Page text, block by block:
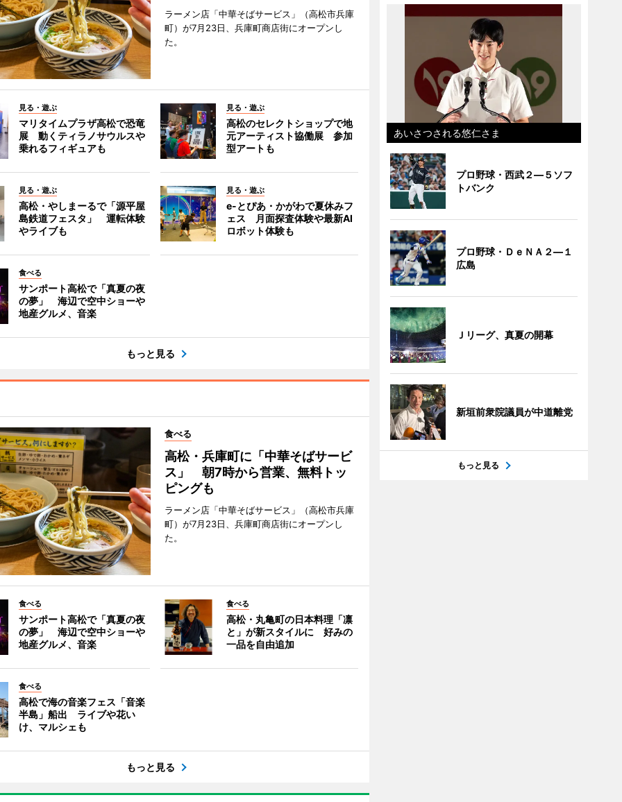
ラーメン店「中華そばサービス」（高松市兵庫
町）が7月23日、兵庫町商店街にオープンし
た。
見る・遊ぶ
マリタイムプラザ高松で恐竜
展 動くティラノサウルスや
乗れるフィギュアも
見る・遊ぶ
高松のセレクトショップで地
元アーティスト協働展 参加
型アートも
見る・遊ぶ
高松・やしまーるで「源平屋
島鉄道フェスタ」 運転体験
やライブも
見る・遊ぶ
e-とぴあ・かがわで夏休みフ
ェス 月面探査体験や最新AI
ロボット体験も
食べる
サンポート高松で「真夏の夜
の夢」 海辺で空中ショーや
地産グルメ、音楽
もっと見る
食べる
高松・兵庫町に「中華そばサービ
ス」 朝7時から営業、無料トッ
ピングも
ラーメン店「中華そばサービス」（高松市兵庫
町）が7月23日、兵庫町商店街にオープンし
た。
食べる
サンポート高松で「真夏の夜
の夢」 海辺で空中ショーや
地産グルメ、音楽
食べる
高松・丸亀町の日本料理「凛
と」が新スタイルに 好みの
一品を自由追加
食べる
高松で海の音楽フェス「音楽
半島」船出 ライブや花い
け、マルシェも
もっと見る
あいさつされる悠仁さま
プロ野球・西武２―５ソフ
トバンク
プロ野球・ＤｅＮＡ２―１
広島
Ｊリーグ、真夏の開幕
新垣前衆院議員が中道離党
もっと見る